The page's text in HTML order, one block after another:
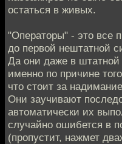
остаться в живых.
"Операторы" - это все
до первой нештатной
Да они даже в штатной
именно по причине
что стоит за
Они заучивают
автоматически их
случайно ошибется в
(пропустит, нажмет